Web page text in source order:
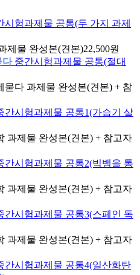
시험과제물 공통(두 가지 과제
제물 완성본(견본)22,500원
다 중간시험과제물 공통(절대
묻다 과제물 완성본(견본) + 참
간시험과제물 공통1(가습기 살
과제물 완성본(견본) + 참고자
간시험과제물 공통2(빅뱅을 통
과제물 완성본(견본) + 참고자
간시험과제물 공통3(스페인 독
과제물 완성본(견본) + 참고자
간시험과제물 공통4(일산화탄